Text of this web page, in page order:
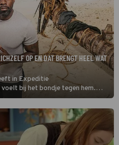
OP EN DAT BRENGT HEEL WAT
in Expeditie
bij het bondje tegen hem.
goed meer op wie ze moeten
een tweedeling.